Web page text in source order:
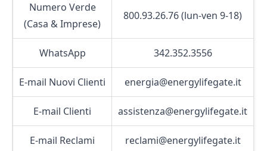
Numero Verde
(Casa & Imprese)
800.93.26.76 (lun‑ven 9‑18)
WhatsApp 342.352.3556
E‑mail Nuovi Clienti energia@energylifegate.it
E‑mail Clienti assistenza@energylifegate.it
E‑mail Reclami reclami@energylifegate.it